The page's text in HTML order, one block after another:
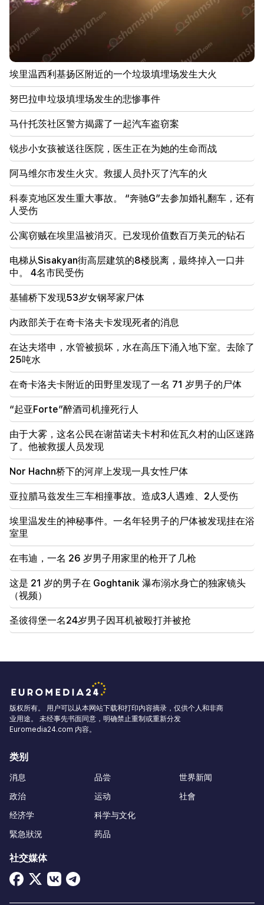
埃里温西利基扬区附近的一个垃圾填埋场发生大火
21:48
埃里温 巴士路线有变化
21:30
埃里温的生命已登上神坛。 Vardanyan 谈埃里温的空
气质量（视频）
21:16
他们试图以这种方式让我保持沉默，因为他们在国民议
会中没有成功。埃德加·加扎里安
20:30
Kocharyan、Sargsyan、Ter-Petrosyan 的
“innadu”。这个政府没有为国家做任何事（视频）
20:05
针对 Gagik Tsarukyan 的新指控。特朗普选择了他的
继任者（视频）
19:37 重要的
巴库监狱中的所有亚美尼亚人都享有自由。亚伯拉罕米
19:28 重要的
在你的领导下，拉阿政府将继续为地区和平发挥建设性
18:35
俄罗斯准备继续对亚美尼亚铁路进行特许经营。奥弗丘
克
18:21
忧。鲁宾扬 到 马特维延科
埃里温西利基扬区附近的一个垃圾填埋场发生大火
努巴拉申垃圾填埋场发生的悲惨事件
马什托茨社区警方揭露了一起汽车盗窃案
锐步小女孩被送往医院，医生正在为她的生命而战
阿马维尔市发生火灾。救援人员扑灭了汽车的火
科泰克地区发生重大事故。 “奔驰G”去参加婚礼翻车，还有
人受伤
公寓窃贼在埃里温被消灭。已发现价值数百万美元的钻石
电梯从Sisakyan街高层建筑的8楼脱离，最终掉入一口井
中。 4名市民受伤
基辅桥下发现53岁女钢琴家尸体
内政部关于在奇卡洛夫卡发现死者的消息
在达夫塔申，水管被损坏，水在高压下涌入地下室。去除了
25吨水
在奇卡洛夫卡附近的田野里发现了一名 71 岁男子的尸体
“起亚Forte”醉酒司机撞死行人
由于大雾，这名公民在谢苗诺夫卡村和佐瓦久村的山区迷路
了。他被救援人员发现
Nor Hachn桥下的河岸上发现一具女性尸体
亚拉腊马兹发生三车相撞事故。造成3人遇难、2人受伤
埃里温发生的神秘事件。一名年轻男子的尸体被发现挂在浴
室里
在韦迪，一名 26 岁男子用家里的枪开了几枪
这是 21 岁的男子在 Goghtanik 瀑布溺水身亡的独家镜头
（视频）
圣彼得堡一名24岁男子因耳机被殴打并被抢
版权所有。 用户可以从本网站下载和打印内容摘录，仅供个人和非商
业用途。 未经事先书面同意，明确禁止重制或重新分发
Euromedia24.com 内容。
类别
消息
政治
经济学
緊急狀況
品尝
运动
科学与文化
药品
世界新闻
社會
社交媒体